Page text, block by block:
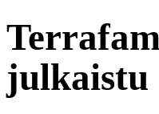
julkaistu